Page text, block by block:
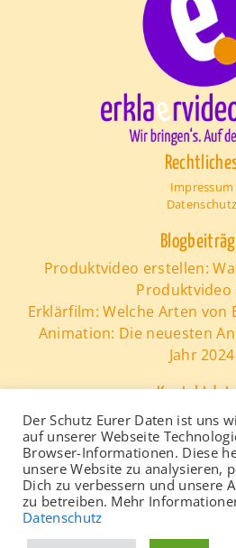
Impressum
Datenschutz
Produktvideo erstellen:
Produktvideo
Erklärfilm: Welche Arten von
Animation: Die neuesten
Jahr 2024
Tel.:0221 - 165
e-Mail:
Der Schutz Eurer Daten ist uns
auf unserer Webseite
Browser-Informationen. Diese
unsere Website zu analysieren,
Dich zu verbessern und unsere
zu betreiben. Mehr
Datenschutz